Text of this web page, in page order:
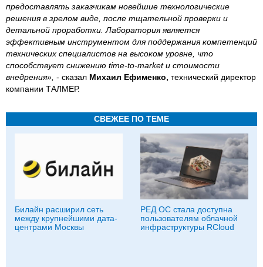
предоставлять заказчикам новейшие технологические
решения в зрелом виде, после тщательной проверки и
детальной проработки. Лаборатория является
эффективным инструментом для поддержания компетенций
технических специалистов на высоком уровне, что
способствует снижению time-to-market и стоимости
внедрения», - сказал Михаил Ефименко, технический директор
компании ТАЛМЕР.
СВЕЖЕЕ ПО ТЕМЕ
Билайн расширил сеть
между крупнейшими дата-
центрами Москвы
РЕД ОС стала доступна
пользователям облачной
инфраструктуры RCloud